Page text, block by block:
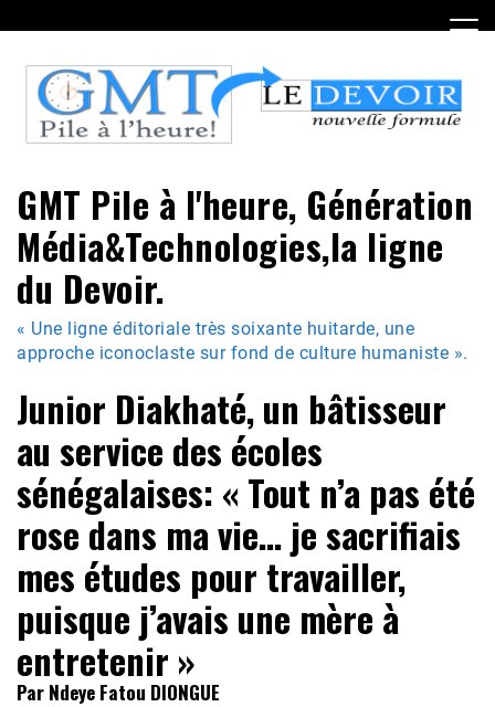
to
content
GMT Pile à l'heure, Génération
Média&Technologies,la ligne
du Devoir.
« Une ligne éditoriale très soixante huitarde, une
approche iconoclaste sur fond de culture humaniste ».
Junior Diakhaté, un bâtisseur
au service des écoles
sénégalaises: « Tout n’a pas été
rose dans ma vie… je sacrifiais
mes études pour travailler,
puisque j’avais une mère à
entretenir »
Par Ndeye Fatou DIONGUE